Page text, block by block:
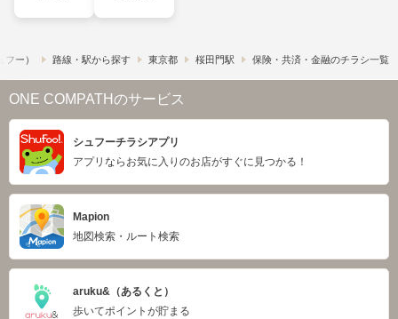
ー） 路線・駅から探す 東京都 桜田門駅 保険・共済・金融のチラシ一覧
ONE COMPATHのサービス
シュフーチラシアプリ
アプリならお気に入りのお店がすぐに見つかる！
Mapion
地図検索・ルート検索
aruku&（あるくと）
歩いてポイントが貯まる